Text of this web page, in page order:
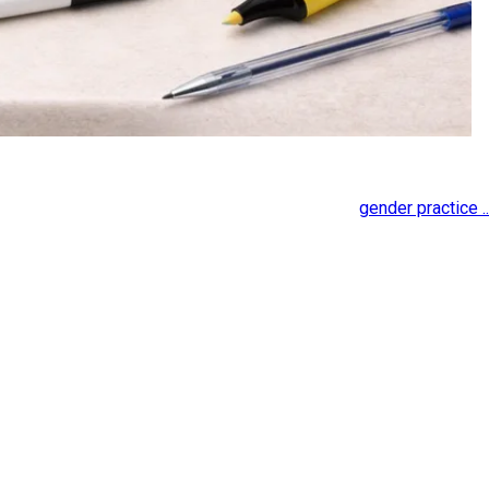
gender practice ..